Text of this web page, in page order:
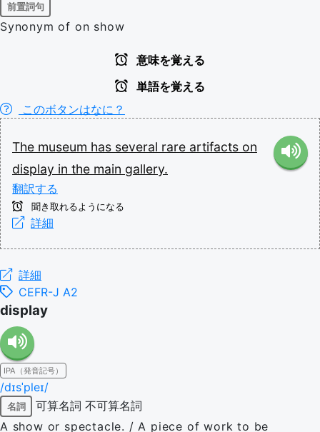
前置詞句
Synonym of on show
意味を覚える
単語を覚える
このボタンはなに？
The museum has several rare artifacts on
display in the main gallery.
翻訳する
聞き取れるようになる
詳細
詳細
CEFR-J A2
display
IPA（発音記号）
/dɪsˈpleɪ/
名詞 可算名詞 不可算名詞
A show or spectacle. / A piece of work to be